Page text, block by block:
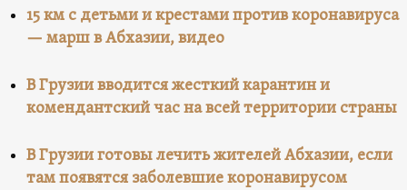
15 км с детьми и крестами против коронавируса
— марш в Абхазии, видео
В Грузии вводится жесткий карантин и
комендантский час на всей территории страны
В Грузии готовы лечить жителей Абхазии, если
там появятся заболевшие коронавирусом